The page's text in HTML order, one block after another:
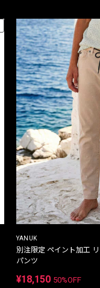
YANUK
別注限定 ペイント加工
パンツ
¥18,150 50%OFF